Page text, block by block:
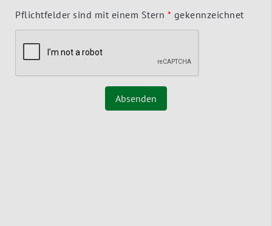
Pflichtfelder sind mit einem Stern * gekennzeichnet
Absenden